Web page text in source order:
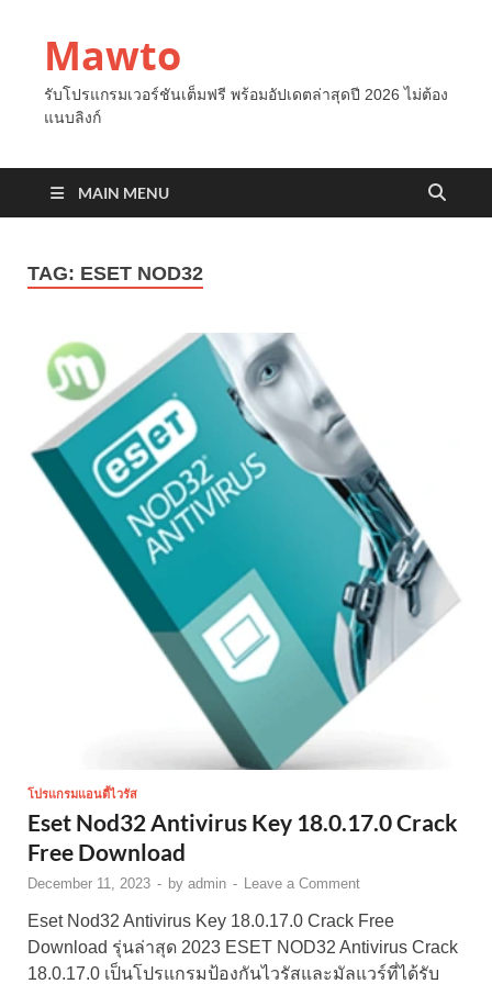
Mawto
รับโปรแกรมเวอร์ชันเต็มฟรี พร้อมอัปเดตล่าสุดปี 2026 ไม่ต้อง
แนบลิงก์
MAIN MENU
TAG: ESET NOD32
โปรแกรมแอนตี้ไวรัส
Eset Nod32 Antivirus Key 18.0.17.0 Crack
Free Download
December 11, 2023 - by admin - Leave a Comment
Eset Nod32 Antivirus Key 18.0.17.0 Crack Free
Download รุ่นล่าสุด 2023 ESET NOD32 Antivirus Crack
18.0.17.0 เป็นโปรแกรมป้องกันไวรัสและมัลแวร์ที่ได้รับ